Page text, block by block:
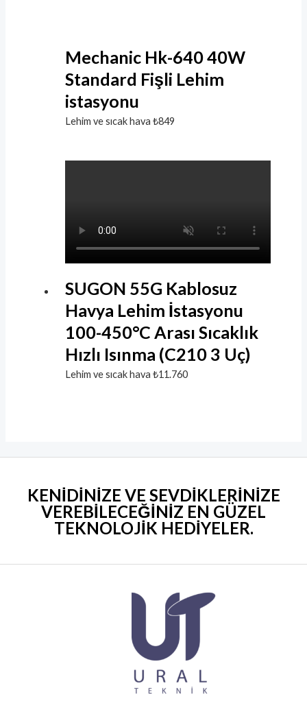
Mechanic Hk-640 40W
Standard Fişli Lehim
istasyonu
Lehim ve sıcak hava₺849
SUGON 55G Kablosuz
Havya Lehim İstasyonu
100-450°C Arası Sıcaklık
Hızlı Isınma (C210 3 Uç)
Lehim ve sıcak hava₺11.760
KENİDİNİZE VE SEVDİKLERİNİZE
VEREBİLECEĞİNİZ EN GÜZEL
TEKNOLOJİK HEDİYELER.